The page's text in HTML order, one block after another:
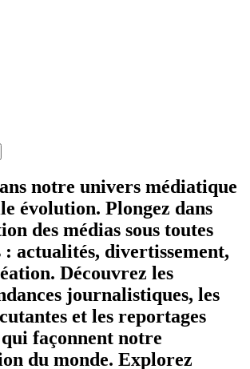
notre univers médiatique
évolution. Plongez dans
des médias sous toutes
actualités, divertissement,
Découvrez les
journalistiques, les
et les reportages
façonnent notre
du monde. Explorez